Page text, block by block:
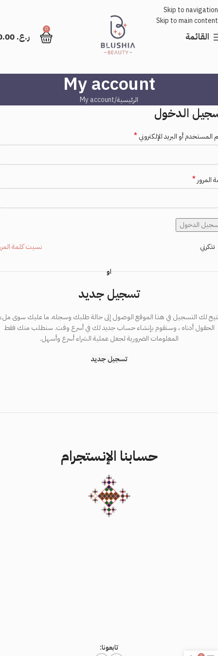
Skip to navigation
Skip to main content
القائمة
0
ر.ع.
My account
الرئيسية My account
الدخول
المستخدم أو البريد الإلكتروني*
المرور*
الدخول
نسيت كلمة تذكرني
او
تسجيل جديد
لك التسجيل في هذا الموقع الوصول إلى حالة طلبك وسجله. ما عليك سوى
الحقول أدناه ، وسنقوم بإنشاء حساب جديد لك في أسرع وقت. سنطلب منك فقط
المعلومات الضرورية لجعل عملية الشراء أسرع وأسهل.
تسجيل جديد
حسابنا الإنستجرام
تابعونا: